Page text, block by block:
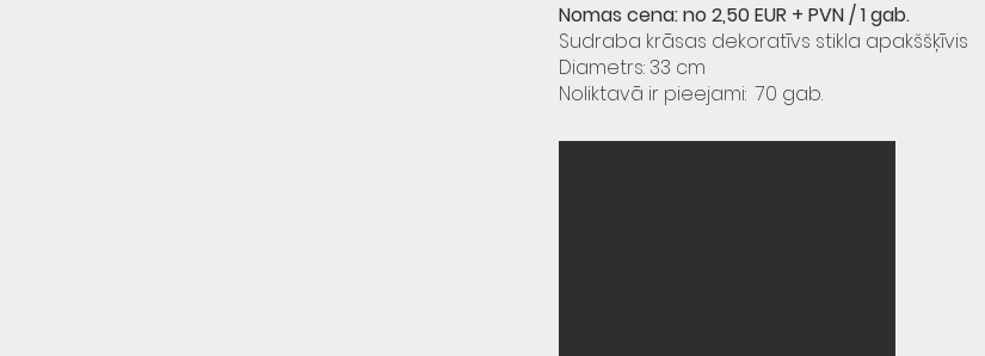
Nomas cena: no 2,50 EUR + PVN / 1 gab.
Sudraba krāsas dekoratīvs stikla apakššķīvis
Diametrs: 33 cm
Noliktavā ir pieejami: 70 gab.